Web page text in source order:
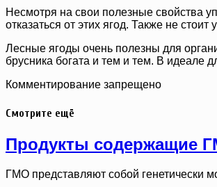
Несмотря на свои полезные свойства
отказаться от этих ягод. Также не
Лесные ягоды очень полезны для
брусника богата и тем и тем. В идеале
Комментирование запрещено
Смотрите ещё
Продукты содержащие
ГМО представляют собой генетически